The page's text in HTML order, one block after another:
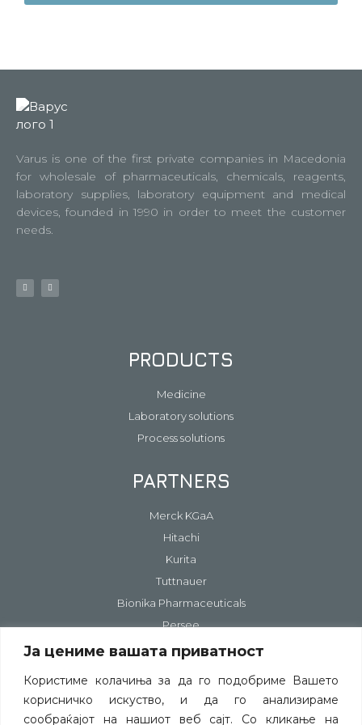
Ја цениме вашата приватност
Користиме колачиња за да го подобриме Вашето
корисничко искуство, и да го анализираме
сообраќајот на нашиот веб сајт. Со кликање на
Varus is one of the first private companies in Macedonia
for wholesale of pharmaceuticals, chemicals, reagents,
laboratory supplies, laboratory equipment and medical
devices, founded in 1990 in order to meet the customer
needs.
PRODUCTS
Medicine
Laboratory solutions
Process solutions
PARTNERS
Merck KGaA
Hitachi
Kurita
Tuttnauer
Bionika Pharmaceuticals
Persee
Contact information